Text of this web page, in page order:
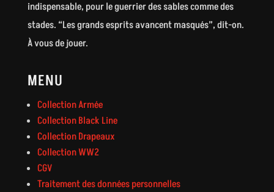
indispensable, pour le guerrier des sables comme des
stades. “Les grands esprits avancent masqués”, dit-on.
À vous de jouer.
MENU
Collection Armée
Collection Black Line
Collection Drapeaux
Collection WW2
CGV
Traitement des données personnelles